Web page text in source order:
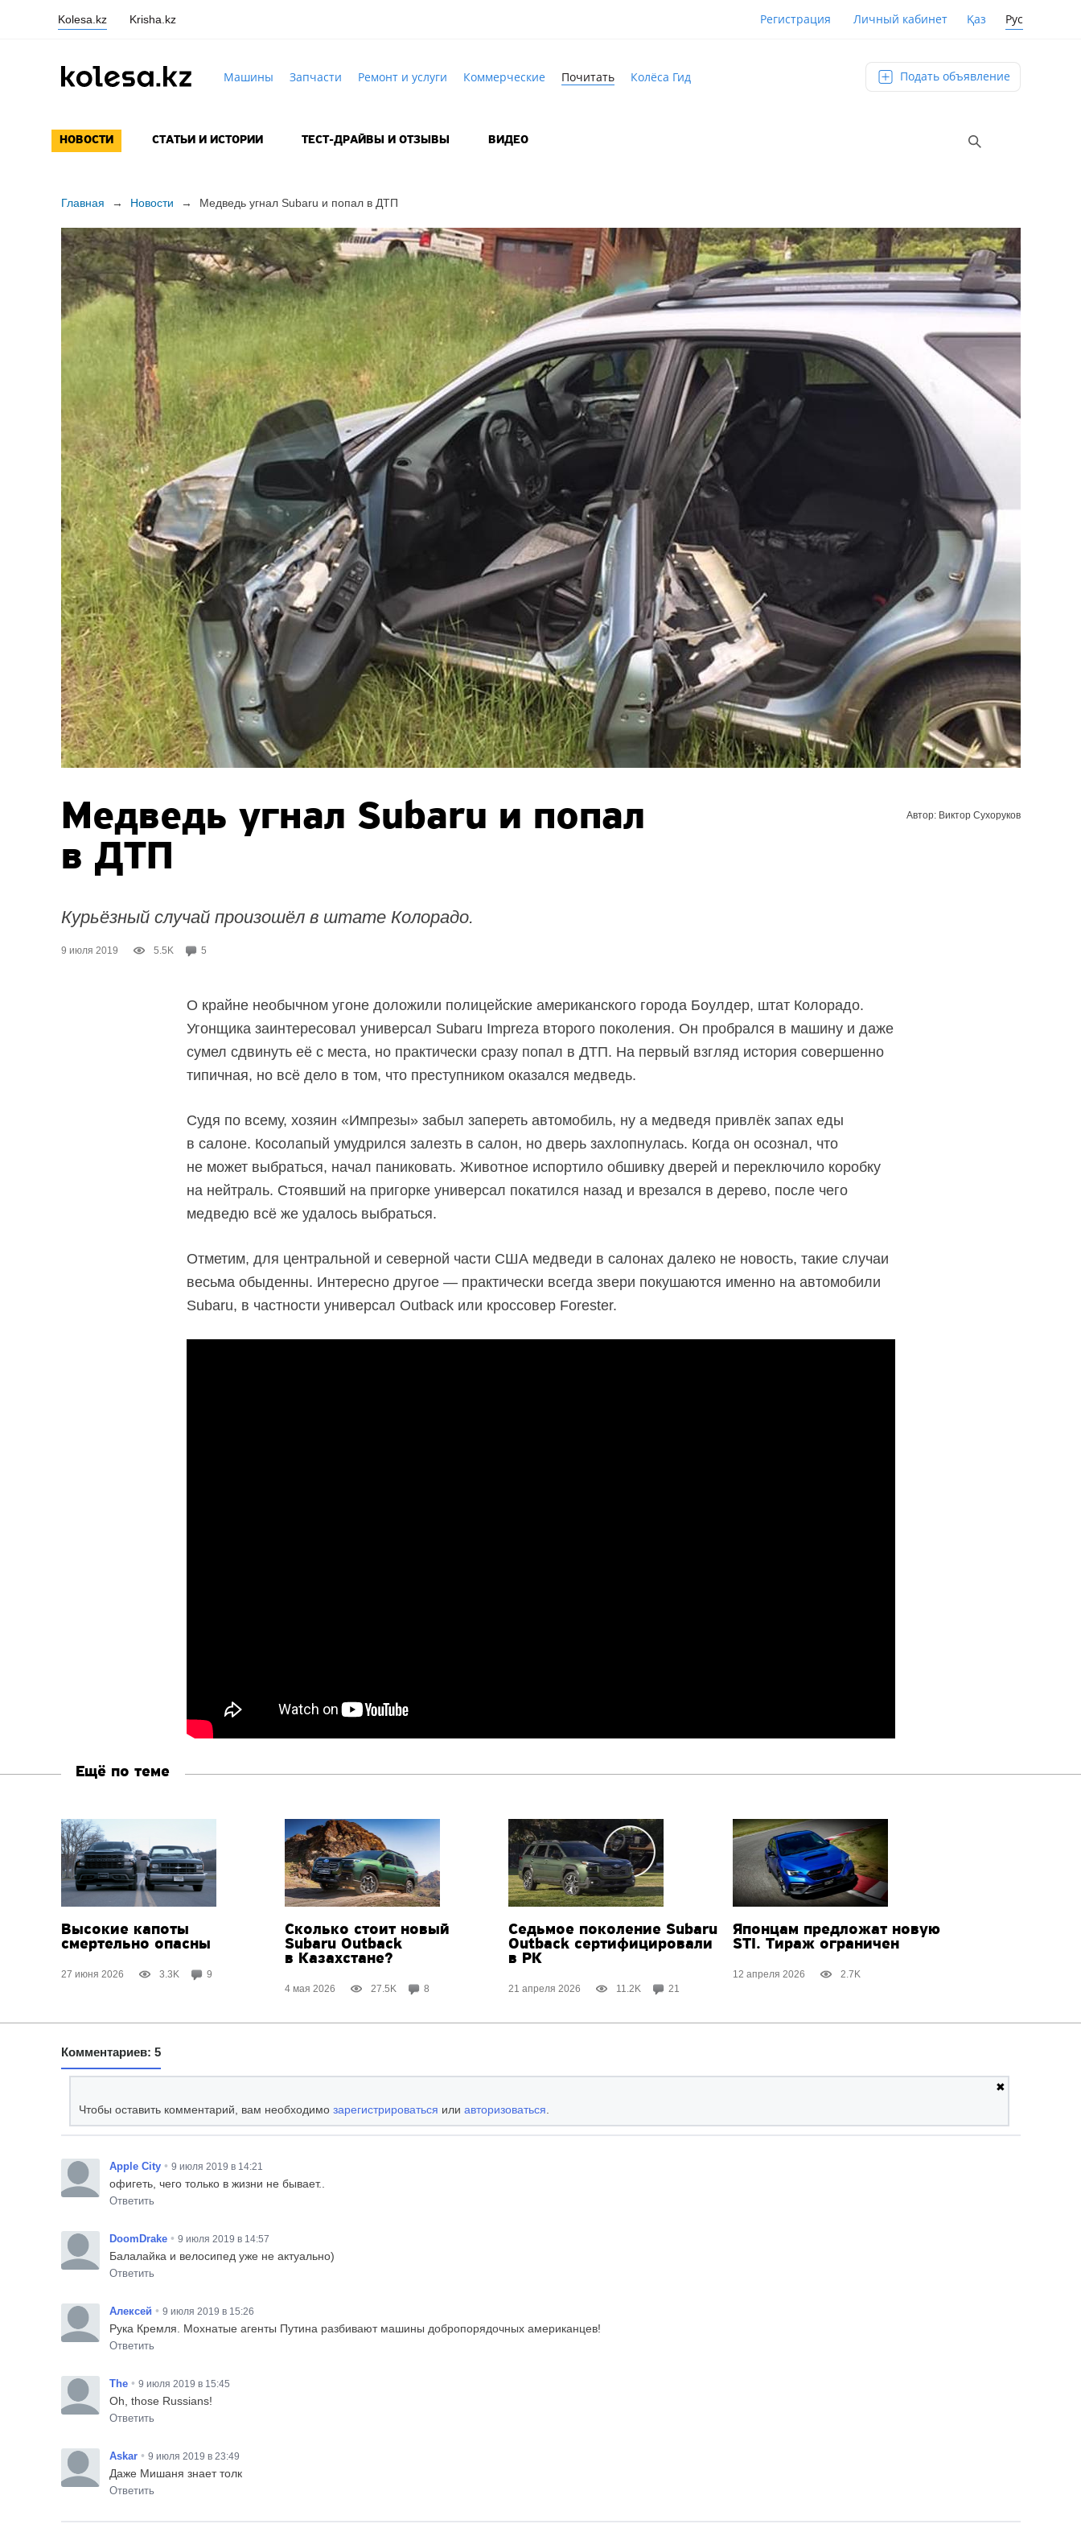
Kolesa.kz Krisha.kz Регистрация Личный кабинет Қаз Рус
Машины Запчасти Ремонт и услуги Коммерческие Почитать Колёса Гид Подать объявление
НОВОСТИ СТАТЬИ И ИСТОРИИ ТЕСТ-ДРАЙВЫ И ОТЗЫВЫ ВИДЕО
Главная → Новости → Медведь угнал Subaru и попал в ДТП
Медведь угнал Subaru и попал
в ДТП
Курьёзный случай произошёл в штате Колорадо.
9 июля 2019 5.5K 5
Автор: Виктор Сухоруков
О крайне необычном угоне доложили полицейские американского города Боулдер, штат Колорадо.
Угонщика заинтересовал универсал Subaru Impreza второго поколения. Он пробрался в машину и даже
сумел сдвинуть её с места, но практически сразу попал в ДТП. На первый взгляд история совершенно
типичная, но всё дело в том, что преступником оказался медведь.
Судя по всему, хозяин «Импрезы» забыл запереть автомобиль, ну а медведя привлёк запах еды
в салоне. Косолапый умудрился залезть в салон, но дверь захлопнулась. Когда он осознал, что
не может выбраться, начал паниковать. Животное испортило обшивку дверей и переключило коробку
на нейтраль. Стоявший на пригорке универсал покатился назад и врезался в дерево, после чего
медведю всё же удалось выбраться.
Отметим, для центральной и северной части США медведи в салонах далеко не новость, такие случаи
весьма обыденны. Интересно другое — практически всегда звери покушаются именно на автомобили
Subaru, в частности универсал Outback или кроссовер Forester.
Ещё по теме
Высокие капоты
смертельно опасны
27 июня 2026 3.3K 9
Сколько стоит новый
Subaru Outback
в Казахстане?
4 мая 2026 27.5K 8
Седьмое поколение Subaru
Outback сертифицировали
в РК
21 апреля 2026 11.2K 21
Японцам предложат новую
STI. Тираж ограничен
12 апреля 2026 2.7K
Комментариев: 5
✖
Чтобы оставить комментарий, вам необходимо зарегистрироваться или авторизоваться
Apple City • 9 июля 2019 в 14:21
офигеть, чего только в жизни не бывает..
Ответить
DoomDrake • 9 июля 2019 в 14:57
Балалайка и велосипед уже не актуально)
Ответить
Алексей • 9 июля 2019 в 15:26
Рука Кремля. Мохнатые агенты Путина разбивают машины добропорядочных американцев!
Ответить
The • 9 июля 2019 в 15:45
Oh, those Russians!
Ответить
Askar • 9 июля 2019 в 23:49
Даже Мишаня знает толк
Ответить